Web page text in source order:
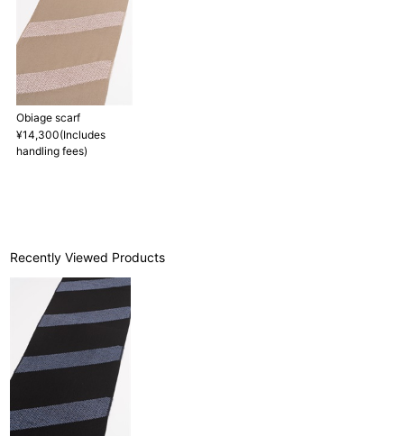
Obiage scarf
¥14,300(Includes
handling fees)
Recently Viewed Products